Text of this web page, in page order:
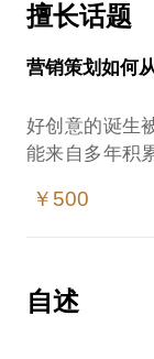
擅长话题
营销策划如何
好创意的诞生
能来自多年积
但是，营销
播策划，去提
的未来。
￥500
自述